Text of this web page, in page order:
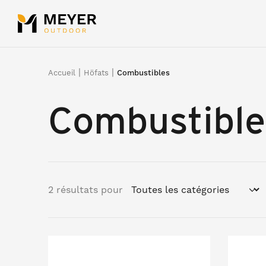
Accueil| Höfats | Combustibles
2 résultats pour